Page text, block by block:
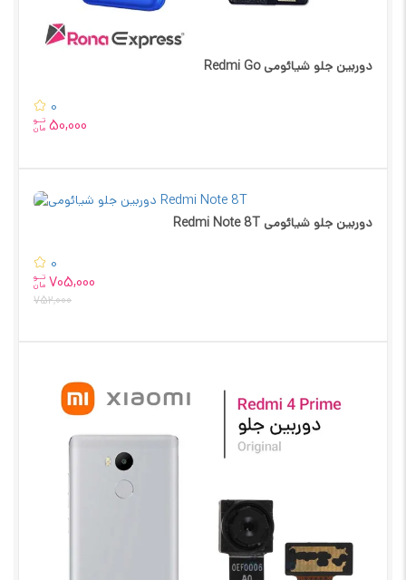
دوربین جلو شیائومی Redmi Go
0
تــو
مان 50,000
دوربین جلو شیائومی Redmi Note 8T
0
تــو
مان 705,000
752,000